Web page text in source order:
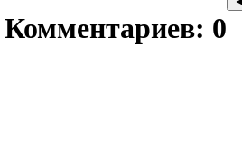
Комментариев: 0